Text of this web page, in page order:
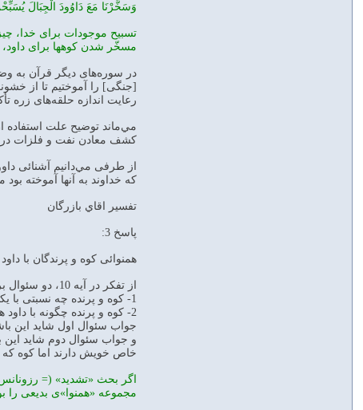
وَسَخَّرْنَا مَعَ دَاوُودَ الْجِبَالَ یُسَبِّحْنَ... و ص 18 (38:18) - إِنَّا سَخَّرْنَا
تسبيح موجودات برای خدا،
مسخّر شدن کوهها برای داود،
رعايت اندازه حلقه‌های زره
مي‌ماند توضيح علت استفاده
کشف معادن نفت و فلزات در
از طرفی مي‌دانيم آشنائی
که خداوند به آنها آموخته
تفسير اقاي بازرگان
پاسخ 3:
همنوائی کوه و پرندگان با
از تفکر در آیه 10، دو سئوال برای مخاطب پیش می¬آید:
1- کوه و پرنده چه نسبتی با یکدیگر دارند؟
2- کوه و پرنده چگونه با داود همنوا می¬شدند؟
جواب سئوال اول شاید این
و جواب سئوال دوم شاید این
خاص خویش دارند اما کوه که
اگر بحث «تشدید» (=
مجموعه «همنوا»ی بدیعی را